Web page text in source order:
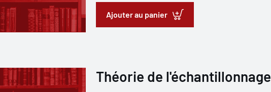
Ajouter au panier
Théorie de l'échantillonnage